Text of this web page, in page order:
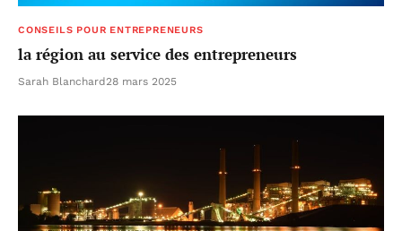
CONSEILS POUR ENTREPRENEURS
la région au service des entrepreneurs
Sarah Blanchard 28 mars 2025